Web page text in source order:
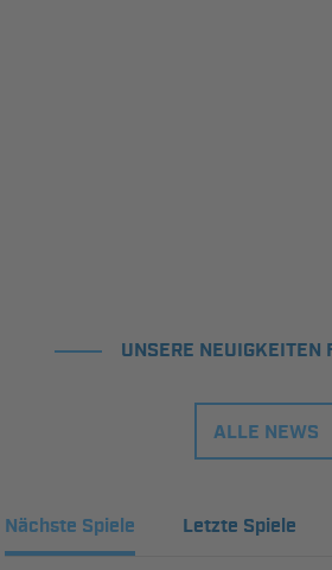
UNSERE NEUIGKEITEN
ALLE NEWS
Nächste Spiele Letzte Spiele